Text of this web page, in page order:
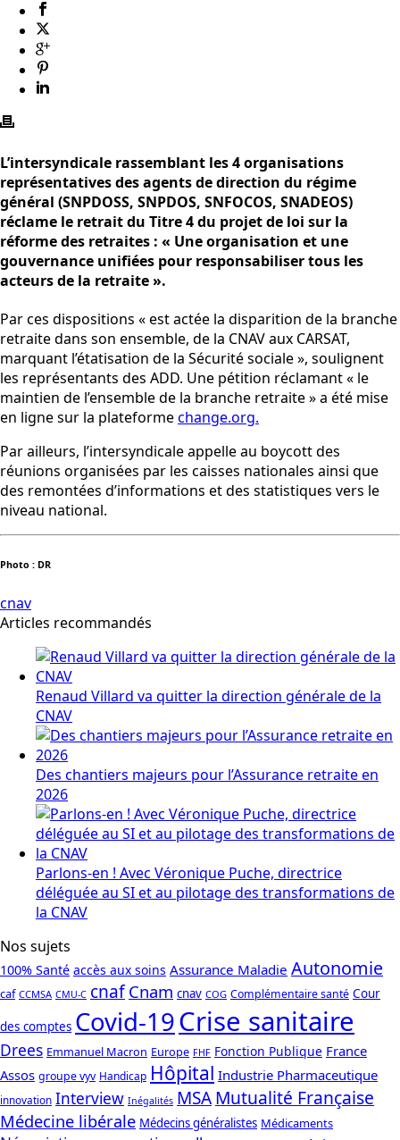
L’intersyndicale rassemblant les 4 organisations
représentatives des agents de direction du régime
général (SNPDOSS, SNPDOS, SNFOCOS, SNADEOS)
réclame le retrait du Titre 4 du projet de loi sur la
réforme des retraites : « Une organisation et une
gouvernance unifiées pour responsabiliser tous les
acteurs de la retraite ».
Par ces dispositions « est actée la disparition de la branche
retraite dans son ensemble, de la CNAV aux CARSAT,
marquant l’étatisation de la Sécurité sociale », soulignent
les représentants des ADD. Une pétition réclamant « le
maintien de l’ensemble de la branche retraite » a été mise
en ligne sur la plateformechange.org.
Par ailleurs, l’intersyndicale appelle au boycott des
réunions organisées par les caisses nationales ainsi que
des remontées d’informations et des statistiques vers le
niveau national.
Photo : DR
cnav
Articles recommandés
Renaud Villard va quitter la direction générale de la
CNAV
Des chantiers majeurs pour l’Assurance retraite en
2026
Parlons-en ! Avec Véronique Puche, directrice
déléguée au SI et au pilotage des transformations de
la CNAV
Nos sujets
100% Santé accès aux soins Assurance Maladie Autonomie
caf CCMSA CMU-C cnaf Cnam cnav COG Complémentaire santé Cour
des comptes Covid-19Crise sanitaire
Drees Emmanuel Macron Europe FHF Fonction Publique France
Assos groupe vyv Handicap Hôpital Industrie Pharmaceutique
innovation Interview Inégalités MSAMutualité Française
Médecine libérale Médecins généralistes Médicaments